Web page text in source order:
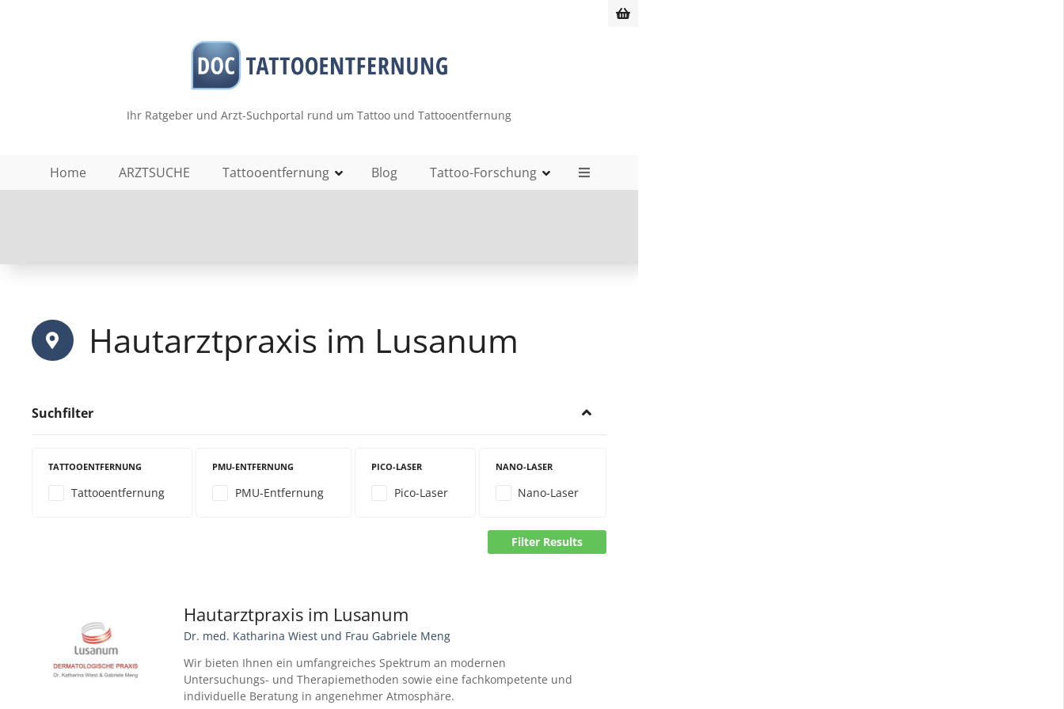
Ihr Ratgeber und Arzt-Suchportal rund um Tattoo und Tattooentfernung
Home ARZTSUCHE Tattooentfernung Blog Tattoo-Forschung
Hautarztpraxis im Lusanum
Suchfilter
TATTOOENTFERNUNG
Tattooentfernung
PMU-ENTFERNUNG
PMU-Entfernung
PICO-LASER
Pico-Laser
NANO-LASER
Nano-Laser
Filter Results
Hautarztpraxis im Lusanum
Dr. med. Katharina Wiest und Frau Gabriele Meng
Wir bieten Ihnen ein umfangreiches Spektrum an modernen
Untersuchungs- und Therapiemethoden sowie eine fachkompetente und
individuelle Beratung in angenehmer Atmosphäre.